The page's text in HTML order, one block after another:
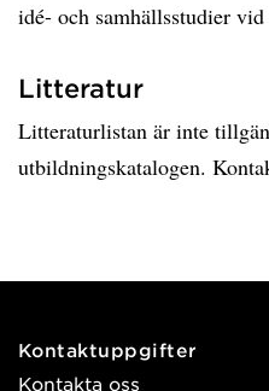
idé- och samhällsstudier
Litteratur
Litteraturlistan är inte
utbildningskatalogen.
Kontaktuppgifter
Kontakta oss